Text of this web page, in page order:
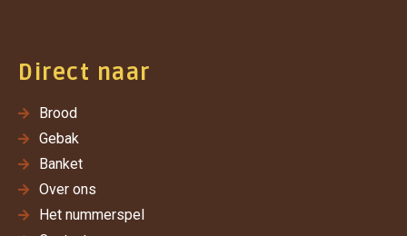
Direct naar
Brood
Gebak
Banket
Over ons
Het nummerspel